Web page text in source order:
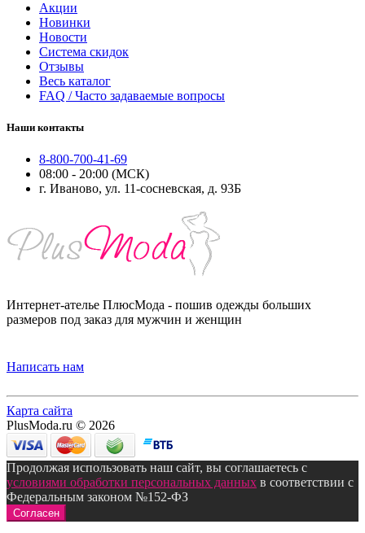
Акции
Новинки
Новости
Система скидок
Отзывы
Весь каталог
FAQ / Часто задаваемые вопросы
Наши контакты
8-800-700-41-69
08:00 - 20:00 (МСК)
г. Иваново, ул. 11-сосневская, д. 93Б
Интернет-ателье ПлюсМода - пошив одежды больших
размеров под заказ для мужчин и женщин
Написать нам
Карта сайта
PlusModa.ru © 2026
Продолжая использовать наш сайт, вы соглашаетесь с
условиями обработки персональных данных в соответствии с
Федеральным законом №152-ФЗ
Согласен